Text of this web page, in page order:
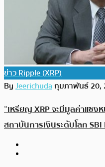
ข่าว Ripple (XRP)
ByJeerichudaกุมภาพันธ์ 20,
“เหรียญ XRP จะมีมูลค่าแซง
สถาบันการเงินระดับโลก